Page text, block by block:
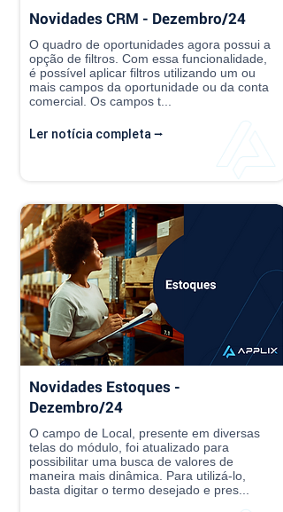
Novidades CRM - Dezembro/24
O quadro de oportunidades agora possui a
opção de filtros. Com essa funcionalidade,
é possível aplicar filtros utilizando um ou
mais campos da oportunidade ou da conta
comercial. Os campos t...
Ler notícia completa ⭢
Novidades Estoques -
Dezembro/24
O campo de Local, presente em diversas
telas do módulo, foi atualizado para
possibilitar uma busca de valores de
maneira mais dinâmica. Para utilizá-lo,
basta digitar o termo desejado e pres...